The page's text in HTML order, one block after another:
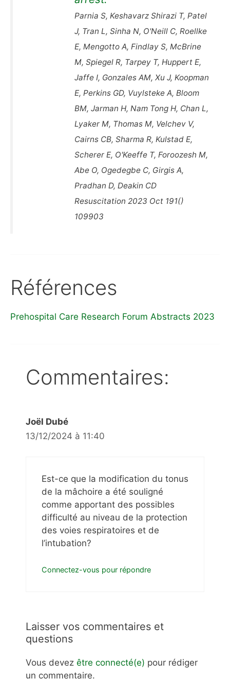
Parnia S, Keshavarz Shirazi T, Patel
J, Tran L, Sinha N, O'Neill C, Roellke
E, Mengotto A, Findlay S, McBrine
M, Spiegel R, Tarpey T, Huppert E,
Jaffe I, Gonzales AM, Xu J, Koopman
E, Perkins GD, Vuylsteke A, Bloom
BM, Jarman H, Nam Tong H, Chan L,
Lyaker M, Thomas M, Velchev V,
Cairns CB, Sharma R, Kulstad E,
Scherer E, O'Keeffe T, Foroozesh M,
Abe O, Ogedegbe C, Girgis A,
Pradhan D, Deakin CD
Resuscitation 2023 Oct 191()
109903
Références
Prehospital Care Research Forum Abstracts 2023
Commentaires:
Joël Dubé
13/12/2024 à 11:40
Est-ce que la modification du tonus
de la mâchoire a été souligné
comme apportant des possibles
difficulté au niveau de la protection
des voies respiratoires et de
l’intubation?
Connectez-vous pour répondre
Laisser vos commentaires et
questions
Vous devez être connecté(e) pour rédiger
un commentaire.